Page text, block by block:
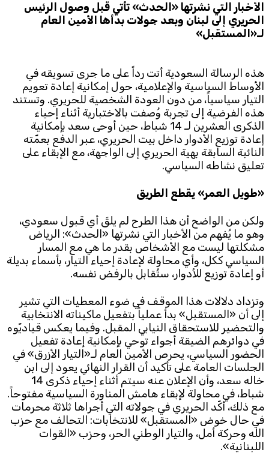
الأخبار التي نشرتها «الحدث» تأتي قبل وصول الرئيس
الحريري إلى لبنان وبعد جولات بدأها الأمين العام
لـ«المستقبل»
هذه الرسالة السعودية أتت رداً على ما جرى تسويقه في
الأوساط السياسية والإعلامية، حول إمكانية إعادة تعويم
التيار سياسياً، من دون العودة الشخصية للحريري. وتستند
هذه الفرضية إلى تجربة وُصفت بالاختبارية أثناء إحياء
الذكرى العشرين لـ 14 شباط، حين أوحى سعد بإمكانية
إعادة توزيع الأدوار داخل بيت الحريري، عبر الدفع بعمّته
النائبة السابقة بهية الحريري إلى الواجهة، مع الإبقاء على
تعليق نشاطه السياسي.
«طويل العمر» يقطع الطريق
ولكن من الواضح أن هذا الطرح لم يلقَ أي قبول سعودي،
وهو ما يُفهم من الأخبار التي نشرتها «الحدث»: الرياض
مشكلتها ليست مع الأشخاص بقدر ما هي مع المسار
السياسي ككل، وأي محاولة لإعادة إحياء التيار، بأسماء بديلة
أو إعادة توزيع للأدوار، ستُقابل بالرفض نفسه.
وتزداد دلالات هذا الموقف في ضوء المعطيات التي تشير
إلى أن «المستقبل» بدأ عملياً بتفعيل ماكيناته الانتخابية
والتحضير للاستحقاق النيابي المقبل. وفيما يعكس قياديّوه
في دوائرهم الضيقة أجواء توحي بإمكانية إعادة تفعيل
الحضور السياسي، يحرص الأمين العام لـ«التيار الأزرق» في
الجلسات العامة على تأكيد أن القرار النهائي يعود إلى ابن
خاله سعد، وأن الإعلان عنه سيتم أثناء إحياء ذكرى 14
شباط، في محاولة لإبقاء هامش المناورة السياسية مفتوحاً.
مع ذلك، أكّد الحريري في جولاته التي أجراها ثلاثة محرمات
في حال خوض «المستقبل» للانتخابات: التحالف مع حزب
الله وحركة أمل، والتيار الوطني الحر، وحزب «القوات
اللبنانية».